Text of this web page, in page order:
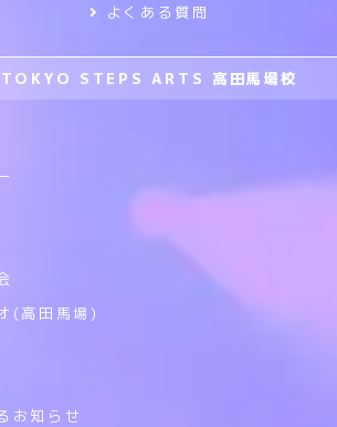
よくある質問
TOKYO STEPS ARTS 高田馬場校
(高田馬場)
お知らせ